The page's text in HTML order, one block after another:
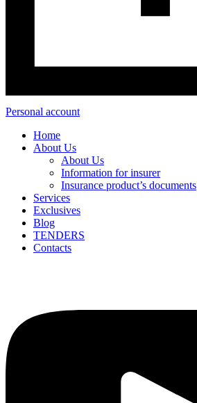
Personal account
Home
About Us
About Us
Information for insurer
Insurance product’s documents
Services
Exclusives
Blog
TENDERS
Contacts